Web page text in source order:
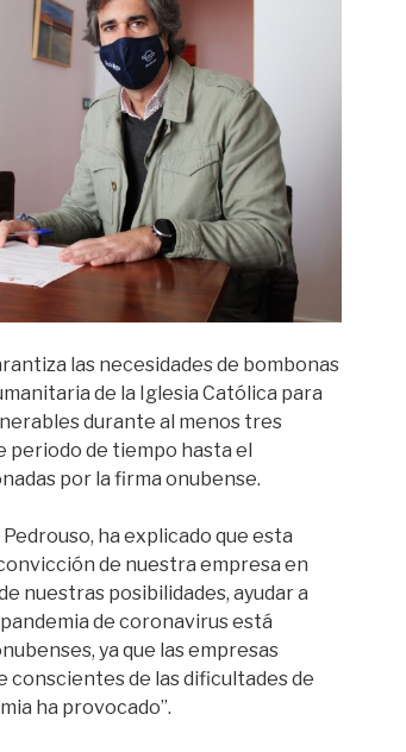
las necesidades de bombonas
de la Iglesia Católica para
durante al menos tres
periodo de tiempo hasta el
por la firma onubense.
ha explicado que esta
de nuestra empresa en
nuestras posibilidades, ayudar a
de coronavirus está
ya que las empresas
de las dificultades de
ha provocado”.